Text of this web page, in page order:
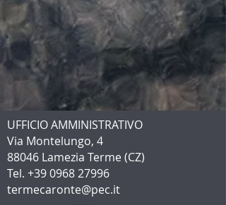
UFFICIO AMMINISTRATIVO
Via Montelungo, 4
88046 Lamezia Terme (CZ)
Tel. +39 0968 27996
termecaronte@pec.it